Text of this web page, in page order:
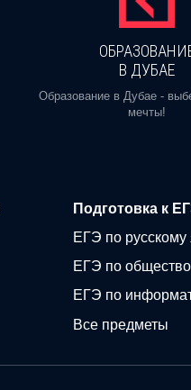
В ДУБАЕ
Образование в Дубае -
мечты!
Подготовка к
ЕГЭ по русскому
ЕГЭ по
ЕГЭ по
Все предметы